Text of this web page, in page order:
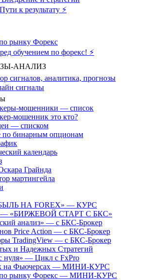
к результату ⚡️
рынку Форекс
обучением по форекс! ⚡
АНАЛИЗ
сигналов, аналитика, прогнозы
сигналы
мошенники — список
мошенник это кто?
— списком
по бинарным опционам
календарь
Грайнда
мартингейла
НА FOREX» — КУРС
— «БИРЖЕВОЙ СТАРТ С БКС»
анализ» — с БКС-Брокер
Price Action — с БКС-Брокер
TradingView — с БКС-Брокер
и Надежных Стратегий
нуля» — Цикл с FxPro
на Фьючерсах — МИНИ-КУРС
по рынку Форекс — МИНИ-КУРС